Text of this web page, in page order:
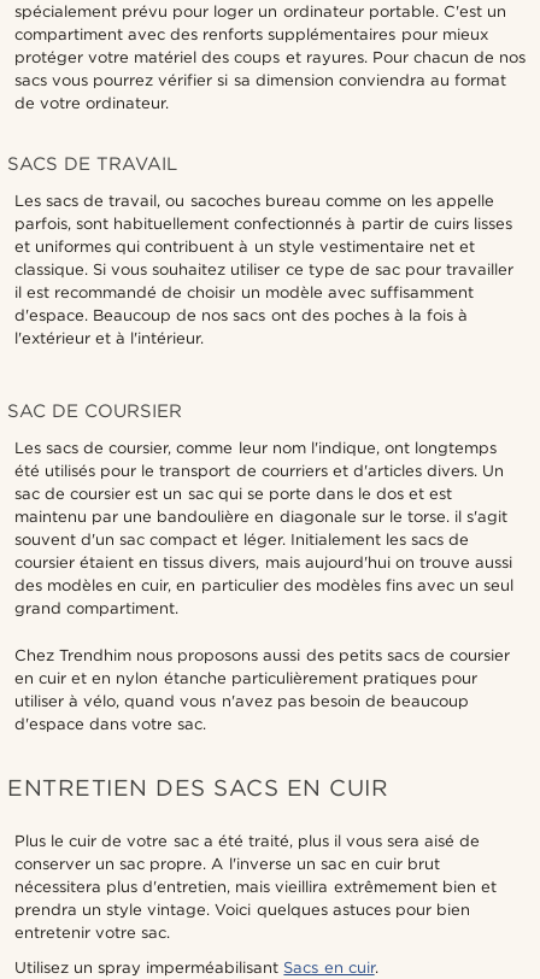
spécialement prévu pour loger un ordinateur portable. C'est un
compartiment avec des renforts supplémentaires pour mieux
protéger votre matériel des coups et rayures. Pour chacun de nos
sacs vous pourrez vérifier si sa dimension conviendra au format
de votre ordinateur.
SACS DE TRAVAIL
Les sacs de travail, ou sacoches bureau comme on les appelle
parfois, sont habituellement confectionnés à partir de cuirs lisses
et uniformes qui contribuent à un style vestimentaire net et
classique. Si vous souhaitez utiliser ce type de sac pour travailler
il est recommandé de choisir un modèle avec suffisamment
d'espace. Beaucoup de nos sacs ont des poches à la fois à
l'extérieur et à l'intérieur.
SAC DE COURSIER
Les sacs de coursier, comme leur nom l'indique, ont longtemps
été utilisés pour le transport de courriers et d'articles divers. Un
sac de coursier est un sac qui se porte dans le dos et est
maintenu par une bandoulière en diagonale sur le torse. il s'agit
souvent d'un sac compact et léger. Initialement les sacs de
coursier étaient en tissus divers, mais aujourd'hui on trouve aussi
des modèles en cuir, en particulier des modèles fins avec un seul
grand compartiment.
Chez Trendhim nous proposons aussi des petits sacs de coursier
en cuir et en nylon étanche particulièrement pratiques pour
utiliser à vélo, quand vous n'avez pas besoin de beaucoup
d'espace dans votre sac.
ENTRETIEN DES SACS EN CUIR
Plus le cuir de votre sac a été traité, plus il vous sera aisé de
conserver un sac propre. A l'inverse un sac en cuir brut
nécessitera plus d'entretien, mais vieillira extrêmement bien et
prendra un style vintage. Voici quelques astuces pour bien
entretenir votre sac.
Utilisez un spray imperméabilisant Sacs en cuir.